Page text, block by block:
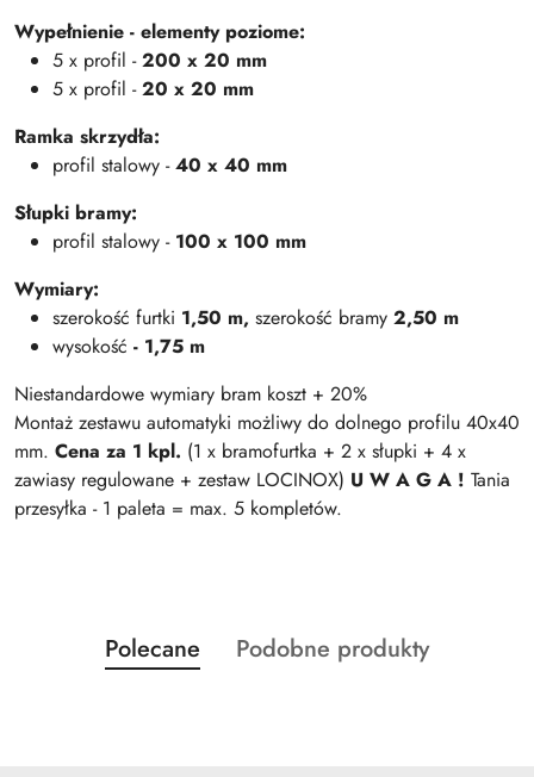
Wypełnienie - elementy poziome:
5 x profil -200 x 20 mm
5 x profil -20 x 20 mm
Ramka skrzydła:
profil stalowy -40 x 40 mm
Słupki bramy:
profil stalowy - 100 x 100 mm
Wymiary:
szerokość furtki 1,50 m, szerokość bramy 2,50 m
wysokość - 1,75 m
Niestandardowe wymiary bram koszt + 20%
Montaż zestawu automatyki możliwy do dolnego profilu 40x40
mm. Cena za 1 kpl. (1 x bramofurtka + 2 x słupki + 4 x
zawiasy regulowane + zestaw LOCINOX) U W A G A ! Tania
przesyłka - 1 paleta = max. 5 kompletów.
Pomiń karuzelę produktów
Produkty
o
Polecane
Produkty
Podobne produkty